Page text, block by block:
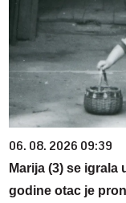
06. 08. 2026 09:39
Marija (3) se
godine otac je